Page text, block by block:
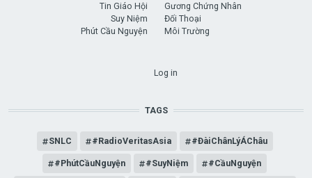
Tin Giáo Hội
Suy Niệm
Phút Cầu Nguyện
Gương Chứng Nhân
Đối Thoại
Môi Trường
Log in
TAGS
SNLC #RadioVeritasAsia #ĐàiChânLýÁChâu
#PhútCầuNguyện #SuyNiệm #CầuNguyện